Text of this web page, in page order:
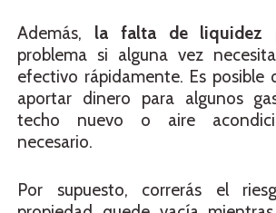
Además, la falta de liquidez
problema si alguna vez
efectivo rápidamente. Es posible
aportar dinero para algunos
techo nuevo o aire
necesario.
Por supuesto, correrás el